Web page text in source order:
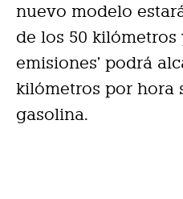
nuevo modelo
de los 50 kilómetros
emisiones’ podrá
kilómetros por hora
gasolina.